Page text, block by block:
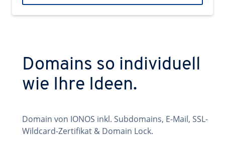
Domains so individuell
wie Ihre Ideen.
Domain von IONOS inkl. Subdomains, E-Mail, SSL-
Wildcard-Zertifikat & Domain Lock.